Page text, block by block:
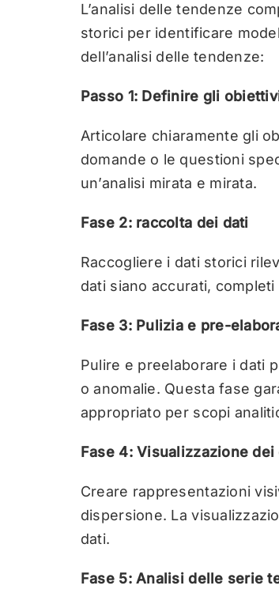
L’analisi delle tendenze
storici per identificare
dell’analisi delle tendenze:
Passo 1: Definire gli
Articolare chiaramente gli
domande o le questioni
un’analisi mirata e mirata.
Fase 2: raccolta dei dati
Raccogliere i dati storici
dati siano accurati,
Fase 3: Pulizia e pre-
Pulire e preelaborare i dati
o anomalie. Questa fase
appropriato per scopi
Fase 4: Visualizzazione dei
Creare rappresentazioni
dispersione. La
dati.
Fase 5: Analisi delle serie